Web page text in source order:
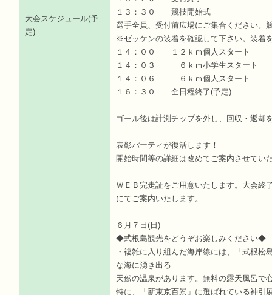
大会スケジュール(予
定)
１３：３０ 競技開始式
選手全員、受付前広場にご集合ください。
※ゼッケンの装着を確認して下さい。装着
１４：００ １２ｋｍ個人スタート
１４：０３ ６ｋｍ小学生スタート
１４：０６ ６ｋｍ個人スター
１６：３０ 全日程終了(予定)
ゴール後は計測チップを外し、回収・返却
表彰パーティが復活します！
開始時間等の詳細は改めてご案内させてい
ＷＥＢ完走証をご用意いたします。大会終
にてご案内いたします。
６月７日(日)
◆式根島観光をどうぞお楽しみください◆
・複雑に入り組んだ海岸線には、「式根
な海に湧き出る
天然の温泉があります。無料の露天風呂で
特に、「新東京百景」に選ばれている神引